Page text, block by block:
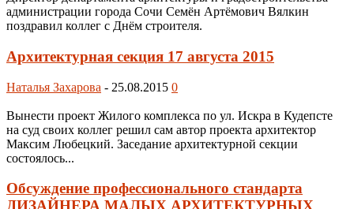
администрации города Сочи Семён Артёмович Вялкин
поздравил коллег с Днём строителя.
Архитектурная секция 17 августа 2015
Наталья Захарова - 25.08.2015 0
Вынести проект Жилого комплекса по ул. Искра в Кудепсте
на суд своих коллег решил сам автор проекта архитектор
Максим Любецкий. Заседание архитектурной секции
состоялось...
Обсуждение профессионального стандарта